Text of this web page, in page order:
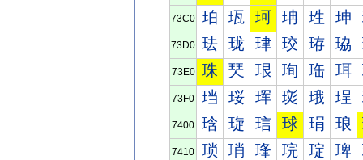
73C0 珀 珁 珂 珃 珄 珅
73D0 珐 珑 珒 珓 珔 珕
73E0 珠 珡 珢 珣 珤 珥
73F0 珰 珱 珲 珳 珴 珵
7400 琀 琁 琂 球 琄 琅
7410 琐 琑 琒 琓 琔 琕